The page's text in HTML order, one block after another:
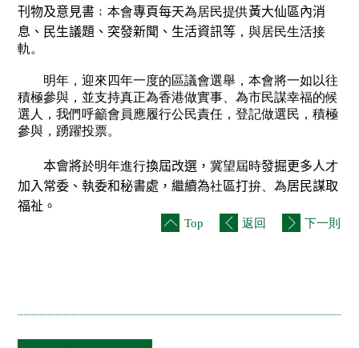
刊物及意見書 ﹔本會專頁每天為居民提供黃大仙區內消
息、民生議題、突發新聞、生活資訊等 ，與居民生活接
軌。
明年，迎來四年一度的區議會選舉，本會將一如以往
積極參與，並支持真正為香港做實事、為市民謀幸福的候
選人，我們呼籲會員應履行公民責任，登記做選民，積極
參與，踴躍投票。
本會將於明年進行換屆改選，冀望屆時發掘更多人才
加入常委、執委和秘書處，繼續為社區打拚、為居民謀取
福祉。
Top 返回 下一則